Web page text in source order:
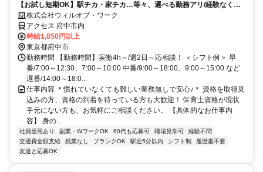
【お試し短期OK】駅チカ・家チカ…等々、選べる勤務アリ/経験なくて
も高時給でスタート可能！
株式会社ウィルオブ・ワーク
アクセス 府中市内
時給1,850円以上
東京都府中市
勤務時間 【勤務時間】実働4h～/週2日～応相談！ ＜シフト例＞ 早
番/7:00～12:30、7:00～10:00 中番/9:00～18:00、9:00～15:00 など
遅番/14:00～18:0...
仕事内容 ＊慣れていなくても難しい業務無しで安心♪＊ 資格を取得見
込みの方、資格の到着を待っている方も大歓迎！ 保育士資格が現状
手元にない方も、お気軽にご相談ください。 【具体的なお仕事内
容】 身の...
社員登用あり 副業・WワークOK 60代も応募可 職場見学可
経験不問
交通費全額支給
残業なし ブランクOK 駅近5分以内 シフト制
履歴書不要
友達と応募OK